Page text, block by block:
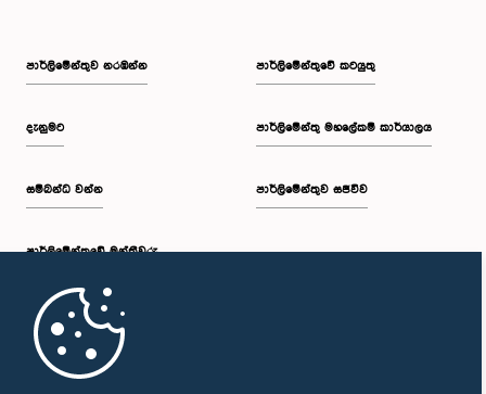
පාර්ලි‌මේන්තුව නරඹන්න
දැනුමට
සම්බන්ධ වන්න
පාර්ලි‌මේන්තුවේ මන්ත්‍රීවරු
මුල් පිටුව
පාර්ලිමේන්තුවේ කටයුතු
පාර්ලිමේන්තු මහලේකම් කාර්යාලය
පාර්ලිමේන්තුව සජීවීව